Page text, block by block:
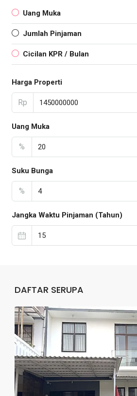
Uang Muka
Jumlah Pinjaman
Cicilan KPR / Bulan
Harga Properti
Rp
Uang Muka
%
Suku Bunga
%
Jangka Waktu Pinjaman (Tahun)
DAFTAR SERUPA